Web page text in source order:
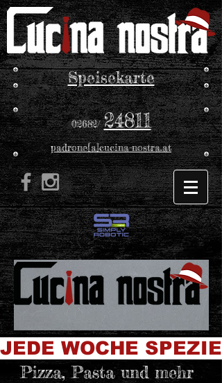
Speisekarte
02682/24811
padrone[a]cucina-nostra.at
JEDE WOCHE
Pizza, Pasta und mehr